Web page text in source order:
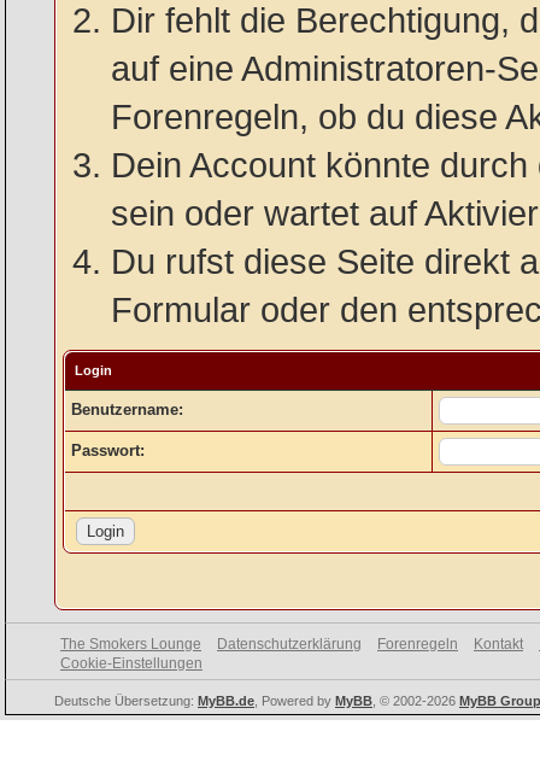
Dir fehlt die Berechtigung,
auf eine Administratoren-
Forenregeln, ob du diese
Dein Account könnte
sein oder wartet auf
Du rufst diese Seite direkt
Formular oder den
Login
Benutzername:
Passwort:
The Smokers Lounge Datenschutzerklärung Forenregeln Kontakt
Cookie-Einstellungen
Deutsche Übersetzung: MyBB.de , Powered by MyBB , © 2002-2026 MyBB Group